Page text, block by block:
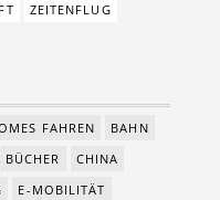
ZEITENFLUG
FAHREN
BAHN
BÜCHER
CHINA
E-MOBILITÄT